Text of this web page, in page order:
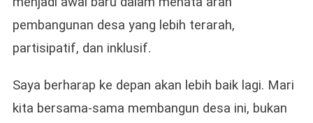
pembangunan desa yang lebih terarah,
partisipatif, dan inklusif.
Saya berharap ke depan akan lebih baik lagi. Mari
kita bersama-sama membangun desa ini, bukan